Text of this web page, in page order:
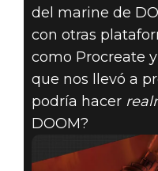
EL
DOOM
del marine de
con otras
como Procreate
que nos llevó a
podría hacer
DOOM?